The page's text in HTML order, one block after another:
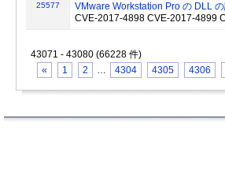
25577
VMware Workstation Pro の DLL
CVE-2017-4898 CVE-2017-4899
43071 - 43080 (66228 件)
«
1 2 … 4304 4305 4306